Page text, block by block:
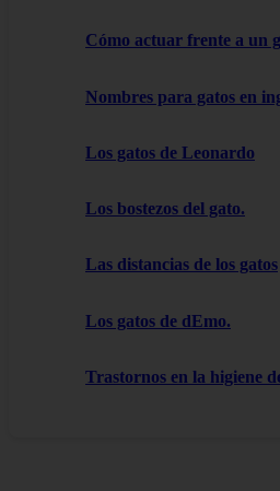
Cómo actuar frente a un
Nombres para gatos en
Los gatos de Leonardo
Los bostezos del gato.
Las distancias de los gatos
Los gatos de dEmo.
Trastornos en la higiene